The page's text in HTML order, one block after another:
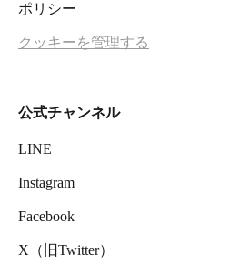
ポリシー
クッキーを管理する
公式チャンネル
LINE
Instagram
Facebook
X（旧Twitter）